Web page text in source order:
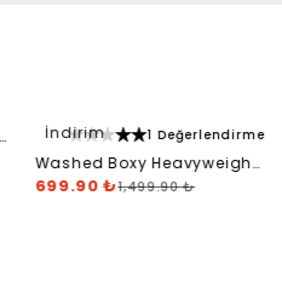
İndirim 1 Değerlendirme
Washed Boxy Heavyweight
Hoodie - Washed Candy
699.90 ₺1,499.90 ₺